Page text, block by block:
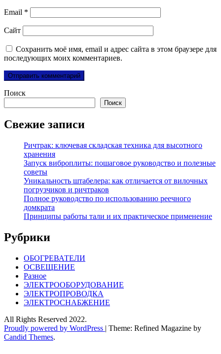
Email *
Сайт
Сохранить моё имя, email и адрес сайта в этом браузере для
последующих моих комментариев.
Поиск
Поиск
Свежие записи
Ричтрак: ключевая складская техника для высотного
хранения
Запуск виброплиты: пошаговое руководство и полезные
советы
Уникальность штабелера: как отличается от вилочных
погрузчиков и ричтраков
Полное руководство по использованию реечного
домкрата
Принципы работы тали и их практическое применение
Рубрики
ОБОГРЕВАТЕЛИ
ОСВЕЩЕНИЕ
Разное
ЭЛЕКТРООБОРУДОВАНИЕ
ЭЛЕКТРОПРОВОДКА
ЭЛЕКТРОСНАБЖЕНИЕ
All Rights Reserved 2022.
Proudly powered by WordPress | Theme: Refined Magazine by
Candid Themes.